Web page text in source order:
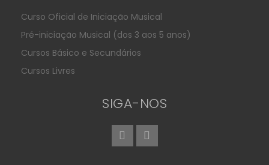
Curso Oficial de Iniciação Musical
Pré-iniciação Musical (dos 3 aos 5 anos)
Cursos Básico e Secundários
Cursos Livres
SIGA-NOS